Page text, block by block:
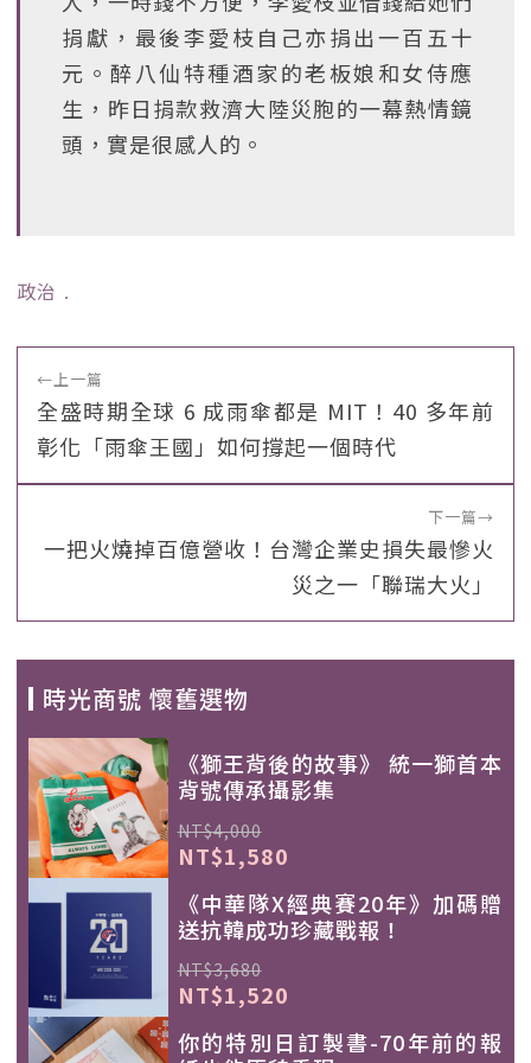
捐獻，最後李愛枝自己亦捐出一百五十
元。醉八仙特種酒家的老板娘和女侍應
生，昨日捐款救濟大陸災胞的一幕熱情鏡
頭，實是很感人的。
政治 ﹒
←上一篇
全盛時期全球 6 成雨傘都是 MIT！40 多年前
彰化「雨傘王國」如何撐起一個時代
下一篇→
一把火燒掉百億營收！台灣企業史損失最慘火
災之一「聯瑞大火」
時光商號 懷舊選物
《獅王背後的故事》 統一獅首本
背號傳承攝影集
NT$4,000
NT$1,580
《中華隊X經典賽20年》加碼贈
送抗韓成功珍藏戰報！
NT$3,680
NT$1,520
你的特別日訂製書-70年前的報